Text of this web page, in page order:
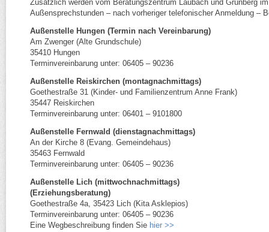
Zusätzlich werden vom Beratungszentrum Laubach und Grünberg
Außensprechstunden – nach vorheriger telefonischer Anmeldung –
Außenstelle Hungen (Termin nach Vereinbarung)
Am Zwenger (Alte Grundschule)
35410 Hungen
Terminvereinbarung unter: 06405 – 90236
Außenstelle Reiskirchen (montagnachmittags)
Goethestraße 31 (Kinder- und Familienzentrum Anne Frank)
35447 Reiskirchen
Terminvereinbarung unter: 06401 – 9101800
Außenstelle Fernwald (dienstagnachmittags)
An der Kirche 8 (Evang. Gemeindehaus)
35463 Fernwald
Terminvereinbarung unter: 06405 – 90236
Außenstelle Lich (mittwochnachmittags)
(Erziehungsberatung)
Goethestraße 4a, 35423 Lich (Kita Asklepios)
Terminvereinbarung unter: 06405 – 90236
Eine Wegbeschreibung finden Sie hier >>